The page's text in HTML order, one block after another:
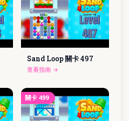
Sand Loop 關卡497
查看指南 →
關卡 499